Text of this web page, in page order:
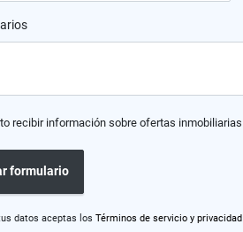
recibir información sobre ofertas inmobiliarias
formulario
datos aceptas los Términos de servicio y privacidad